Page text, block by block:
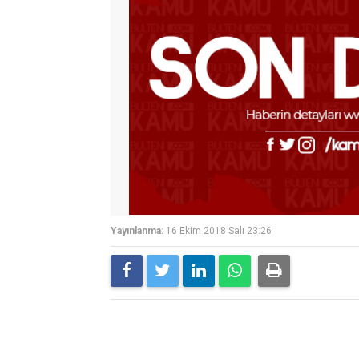
Yayınlanma: 16 Ekim 2018 Salı 23:26